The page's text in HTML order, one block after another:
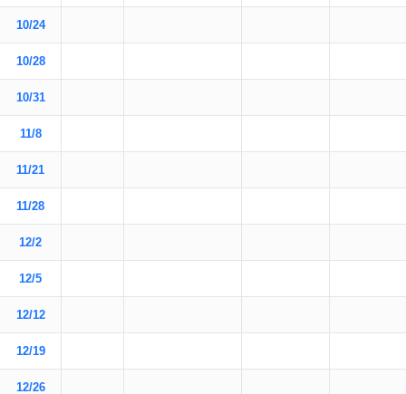
10/24
10/28
10/31
11/8
11/21
11/28
12/2
12/5
12/12
12/19
12/26